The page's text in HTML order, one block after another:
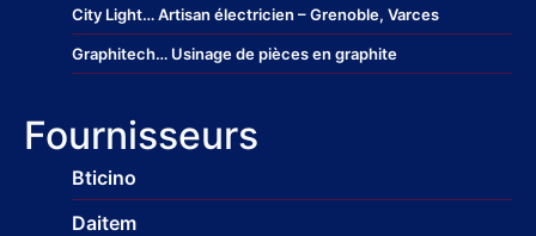
City Light… Artisan électricien – Grenoble, Varces
Graphitech… Usinage de pièces en graphite
Fournisseurs
Bticino
Daitem